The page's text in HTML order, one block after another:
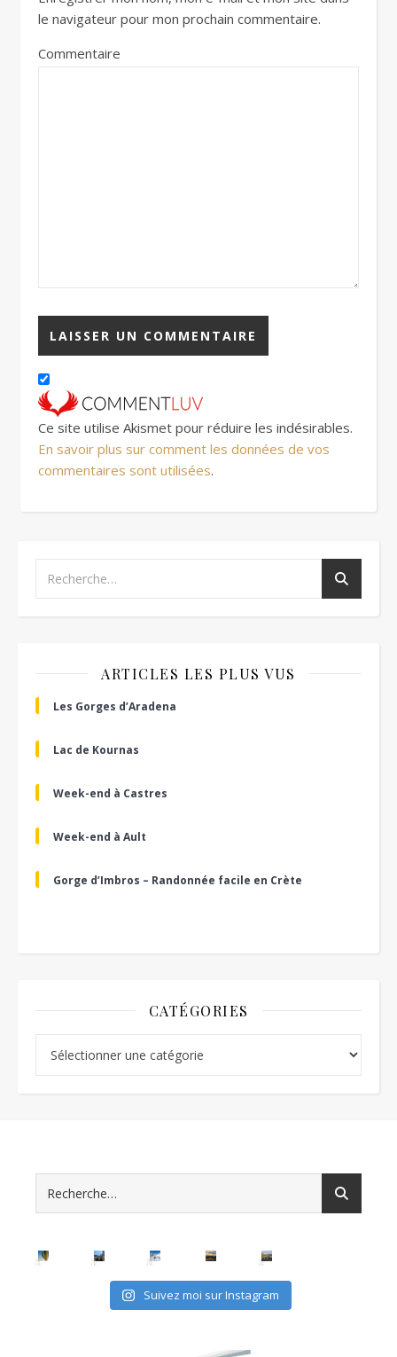
le navigateur pour mon prochain commentaire.
Commentaire
Ce site utilise Akismet pour réduire les indésirables.
En savoir plus sur comment les données de vos
commentaires sont utilisées.
ARTICLES LES PLUS VUS
Les Gorges d’Aradena
Lac de Kournas
Week-end à Castres
Week-end à Ault
Gorge d’Imbros – Randonnée facile en Crète
CATÉGORIES
Suivez moi sur Instagram